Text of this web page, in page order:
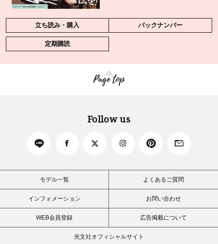
立ち読み・購入 バックナンバー
定期購読
Page top
Follow us
モデル一覧 よくあるご質問
インフォメーション お問い合わせ
WEB会員登録 広告掲載について
光文社オフィシャルサイト